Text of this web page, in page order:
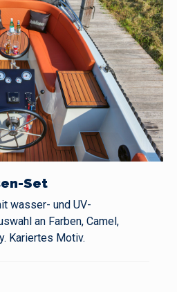
Set
wasser- und UV-
an Farben, Camel,
Kariertes Motiv.